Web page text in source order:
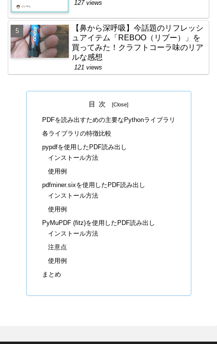
127 views
【鼻から深呼吸】今話題のリフレッシ
ュアイテム「REBOO（リブー）」を
買ってみた！クラフトコーラ味のリア
ルな感想
121 views
目次
PDFを読み出すための主要なPythonライブラリ
各ライブラリの特徴比較
pypdfを使用したPDF読み出し
インストール方法
使用例
pdfminer.sixを使用したPDF読み出し
インストール方法
使用例
PyMuPDF (fitz)を使用したPDF読み出し
インストール方法
注意点
使用例
まとめ